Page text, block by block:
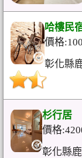
哈樓民
價格
彰化縣
杉行居
價格
彰化縣